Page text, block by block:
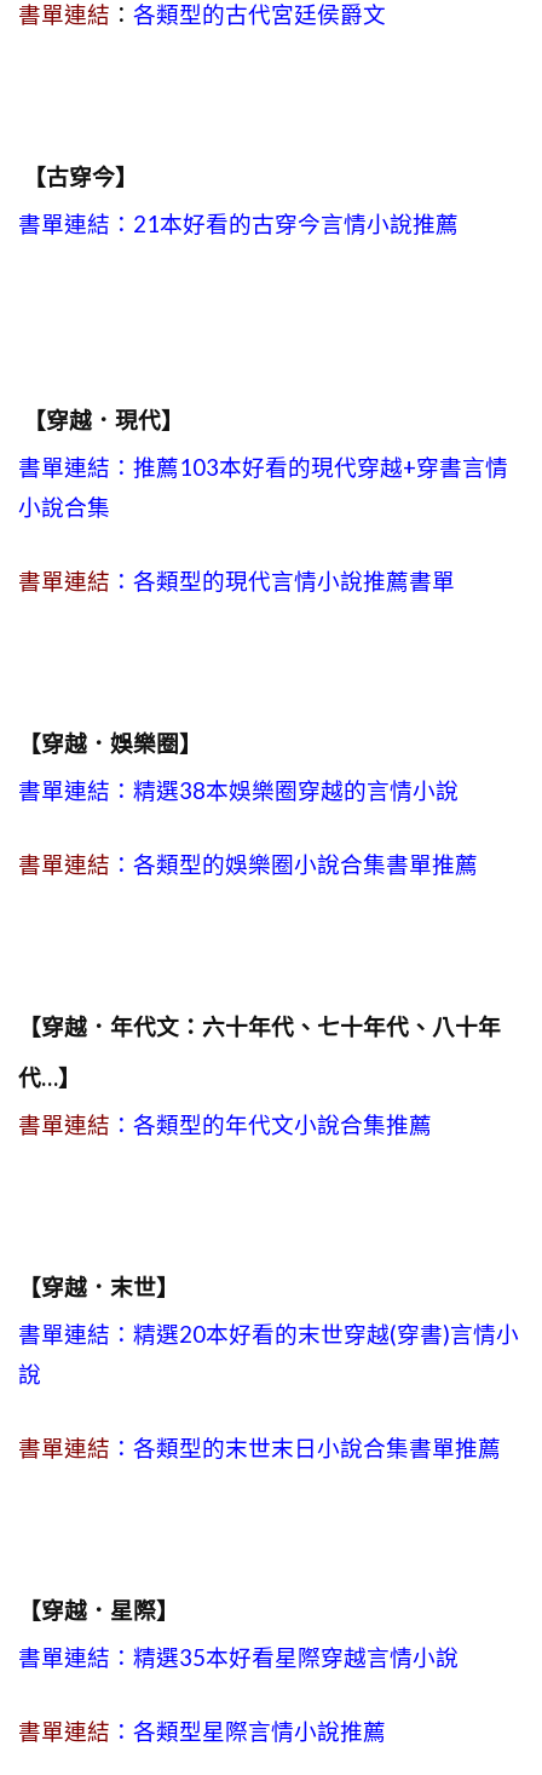
書單連結 ： 各類型的古代宮廷侯爵文
【古穿今】
書單連結：21本好看的古穿今言情小說推薦
【穿越．現代】
書單連結：推薦103本好看的現代穿越+穿書言情
小說合集
書單連結 ：各類型的現代言情小說推薦書單
【穿越．娛樂圈】
書單連結：精選38本娛樂圈穿越的言情小說
書單連結 ：各類型的娛樂圈小說合集書單推薦
【穿越．年代文：六十年代、七十年代、八十年
代…】
書單連結 ：各類型的年代文小說合集推薦
【穿越．末世】
書單連結：精選20本好看的末世穿越(穿書)言情小
說
書單連結 ：各類型的末世末日小說合集書單推薦
【穿越．星際】
書單連結：精選35本好看星際穿越言情小說
書單連結 ：各類型星際言情小說推薦